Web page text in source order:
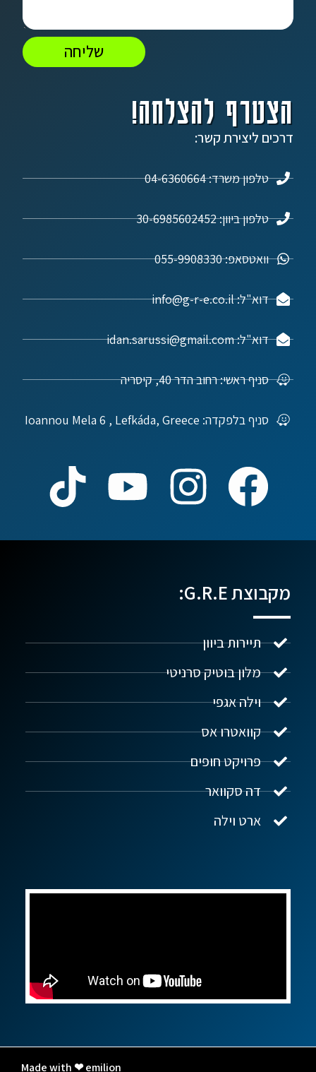
הצטרף להצלחה!
דרכים ליצירת קשר:
טלפון משרד: 04-6360664
טלפון ביוון: 30-6985602452
וואטסאפ: 055-9908330
דוא"ל: info@g-r-e.co.il
דוא"ל: idan.sarussi@gmail.com
סניף ראשי: רחוב הדר 40, קיסריה
סניף בלפקדה: Ioannou Mela 6 , Lefkáda, Greece
שליחה
מקבוצת G.R.E:
תיירות ביוון
מלון בוטיק סרניטי
וילה אגפי
קוואטרו אס
פרויקט חופים
דה סקוואר
ארט וילה
Made with ❤ emilion
נדל"ן ביוון G.R.E
שלום! איך אפשר לעזור?